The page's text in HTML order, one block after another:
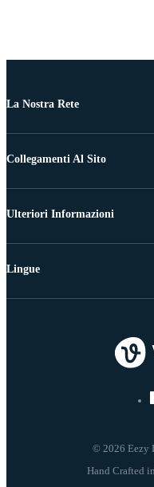
La Nostra Rete
Collegamenti Al Sito
Ulteriori Informazioni
© 2026 Eezy
Lingue